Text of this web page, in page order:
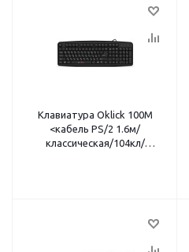
Клавиатура Oklick 100M
<кабель PS/2 1.6м/
классическая/104кл/